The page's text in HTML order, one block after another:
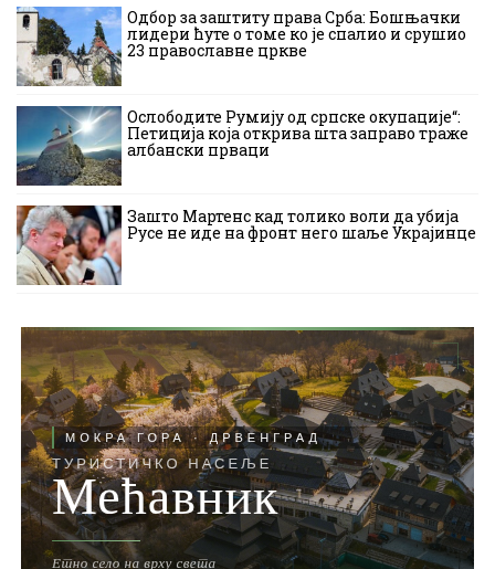
Одбор за заштиту права Срба: Бошњачки
лидери ћуте о томе ко је спалио и срушио
23 православне цркве
Ослободите Румију од српске окупације“:
Петиција која открива шта заправо траже
албански прваци
Зашто Мартенс кад толико воли да убија
Русе не иде на фронт него шаље Украјинце